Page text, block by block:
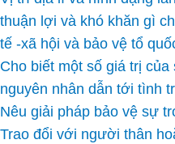
thuận lợi và khó khăn gì
tế -xã hội và bảo vệ tổ
Cho biết một số giá trị
nguyên nhân dẫn tới tình
Nêu giải pháp bảo vệ sự
Trao đổi với người thân